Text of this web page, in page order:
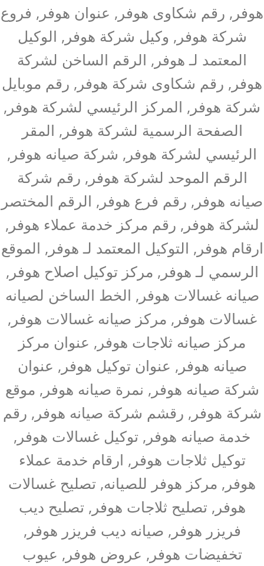
هوفر, رقم شكاوى هوفر, عنوان هوفر, فروع
شركة هوفر, وكيل شركة هوفر, الوكيل
المعتمد لـ هوفر, الرقم الساخن لشركة
هوفر, رقم شكاوى شركة هوفر, رقم موبايل
شركة هوفر, المركز الرئيسي لشركة هوفر,
الصفحة الرسمية لشركة هوفر, المقر
الرئيسي لشركة هوفر, شركة صيانه هوفر,
الرقم الموحد لشركة هوفر, رقم شركة
صيانه هوفر, رقم فرع هوفر, الرقم المختصر
لشركة هوفر, رقم مركز خدمة عملاء هوفر,
ارقام هوفر, التوكيل المعتمد لـ هوفر, الموقع
الرسمي لـ هوفر, مركز توكيل اصلاح هوفر,
صيانه غسالات هوفر, الخط الساخن لصيانه
غسالات هوفر, مركز صيانه غسالات هوفر,
مركز صيانه ثلاجات هوفر, عنوان مركز
صيانه هوفر, عنوان توكيل هوفر, عنوان
شركة صيانه هوفر, نمرة صيانه هوفر, موقع
شركة هوفر, رقشم شركة صيانه هوفر, رقم
خدمة صيانه هوفر, توكيل غسالات هوفر,
توكيل ثلاجات هوفر, ارقام خدمة عملاء
هوفر, مركز هوفر للصيانه, تصليح غسالات
هوفر, تصليح ثلاجات هوفر, تصليح ديب
فريزر هوفر, صيانه ديب فريزر هوفر,
تخفيضات هوفر, عروض هوفر, عيوب